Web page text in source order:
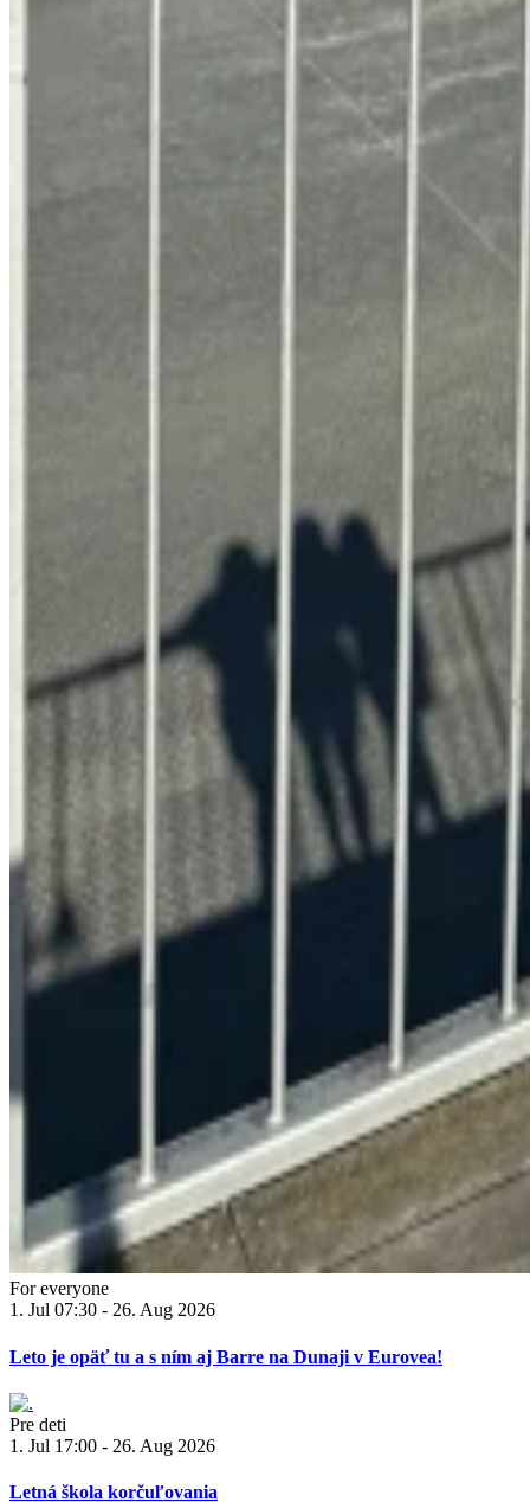
For everyone
1. Jul 07:30 - 26. Aug 2026
Leto je opäť tu a s ním aj Barre na Dunaji v Eurovea!
Pre deti
1. Jul 17:00 - 26. Aug 2026
Letná škola korčuľovania